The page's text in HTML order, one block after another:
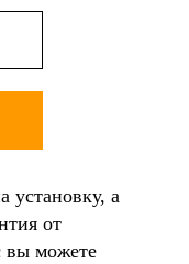
установку, а
от
вы можете